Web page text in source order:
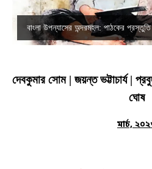
বাংলা উপন্যাসের অন্দরমহল: পাঠকের
দেবকুমার সোম | জয়ন্ত ভট্টাচার্য |
ঘোষ
মার্চ,